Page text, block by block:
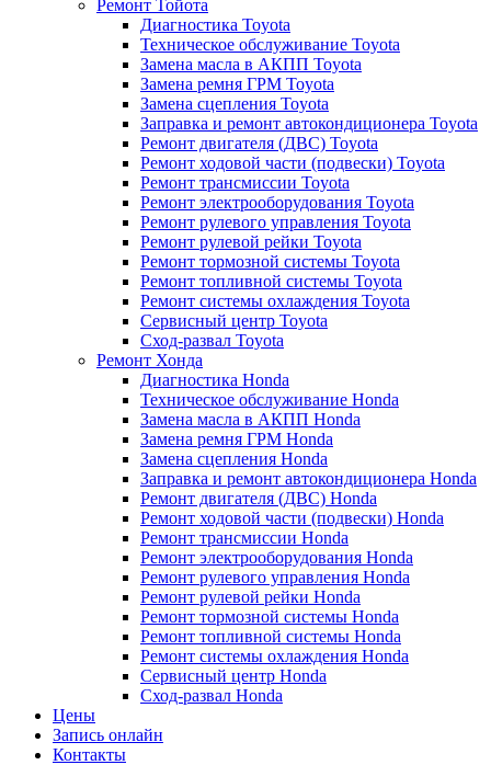
Ремонт Тойота
Диагностика Toyota
Техническое обслуживание Toyota
Замена масла в АКПП Toyota
Замена ремня ГРМ Toyota
Замена сцепления Toyota
Заправка и ремонт автокондиционера Toyota
Ремонт двигателя (ДВС) Toyota
Ремонт ходовой части (подвески) Toyota
Ремонт трансмиссии Toyota
Ремонт электрооборудования Toyota
Ремонт рулевого управления Toyota
Ремонт рулевой рейки Toyota
Ремонт тормозной системы Toyota
Ремонт топливной системы Toyota
Ремонт системы охлаждения Toyota
Сервисный центр Toyota
Сход-развал Toyota
Ремонт Хонда
Диагностика Honda
Техническое обслуживание Honda
Замена масла в АКПП Honda
Замена ремня ГРМ Honda
Замена сцепления Honda
Заправка и ремонт автокондиционера Honda
Ремонт двигателя (ДВС) Honda
Ремонт ходовой части (подвески) Honda
Ремонт трансмиссии Honda
Ремонт электрооборудования Honda
Ремонт рулевого управления Honda
Ремонт рулевой рейки Honda
Ремонт тормозной системы Honda
Ремонт топливной системы Honda
Ремонт системы охлаждения Honda
Сервисный центр Honda
Сход-развал Honda
Цены
Запись онлайн
Контакты